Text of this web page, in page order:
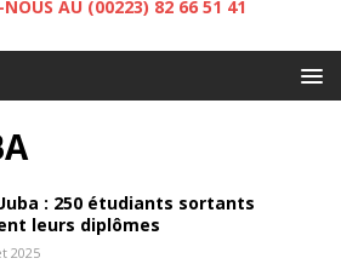
AU (00223) 82 66 51 41
: 250 étudiants sortants
leurs diplômes
2025